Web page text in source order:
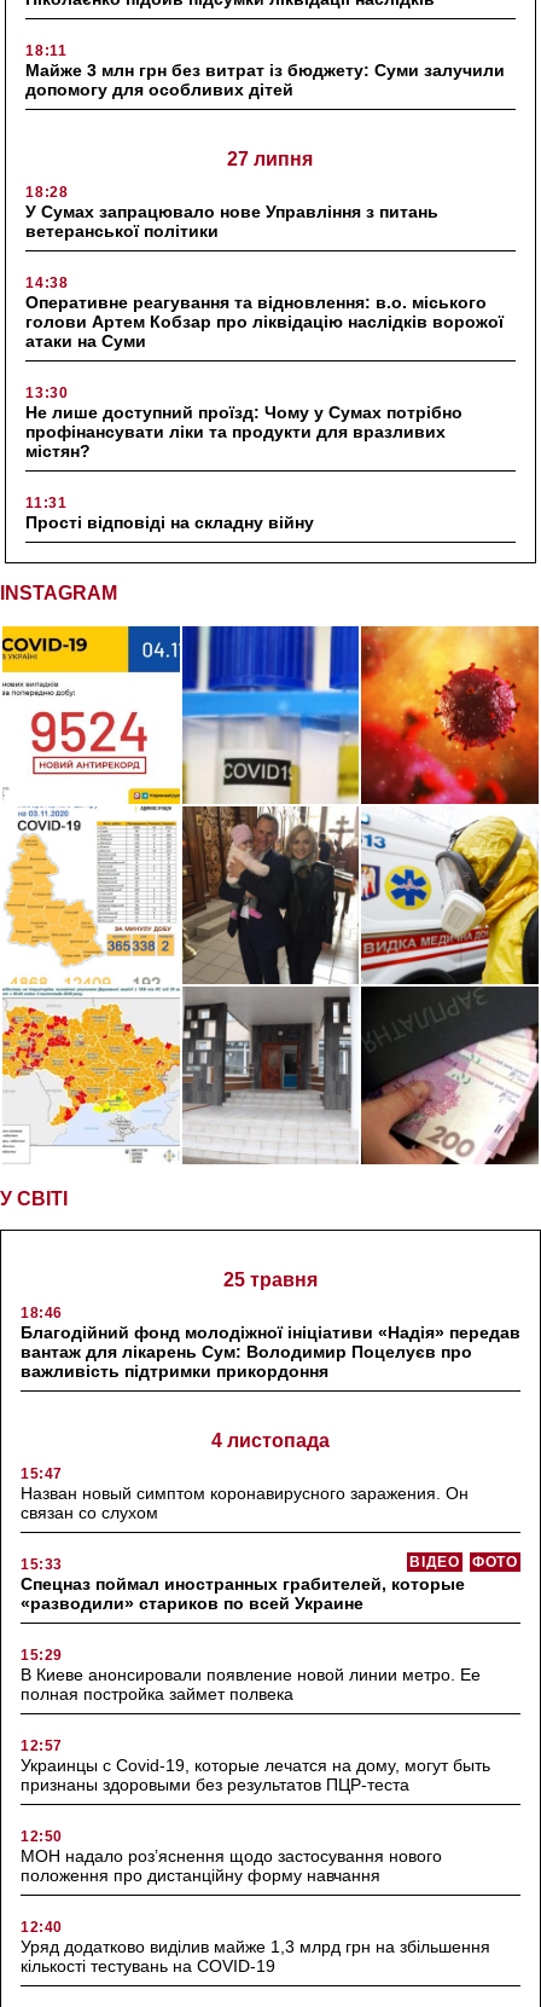
18:11
Майже 3 млн грн без витрат із бюджету: Суми залучили
допомогу для особливих дітей
27 липня
18:28
У Сумах запрацювало нове Управління з питань
ветеранської політики
14:38
Оперативне реагування та відновлення: в.о. міського
голови Артем Кобзар про ліквідацію наслідків ворожої
атаки на Суми
13:30
Не лише доступний проїзд: Чому у Сумах потрібно
профінансувати ліки та продукти для вразливих
містян?
11:31
Прості відповіді на складну війну
INSTAGRAM
У СВІТІ
25 травня
18:46
Благодійний фонд молодіжної ініціативи «Надія» передав
вантаж для лікарень Сум: Володимир Поцелуєв про
важливість підтримки прикордоння
4 листопада
15:47
Назван новый симптом коронавирусного заражения. Он
связан со слухом
15:33 ФОТО
ВІДЕО
Спецназ поймал иностранных грабителей, которые
«разводили» стариков по всей Украине
15:29
В Киеве анонсировали появление новой линии метро. Ее
полная постройка займет полвека
12:57
Украинцы с Covid-19, которые лечатся на дому, могут быть
признаны здоровыми без результатов ПЦР-теста
12:50
МОН надало роз’яснення щодо застосування нового
положення про дистанційну форму навчання
12:40
Уряд додатково виділив майже 1,3 млрд грн на збільшення
кількості тестувань на COVID-19